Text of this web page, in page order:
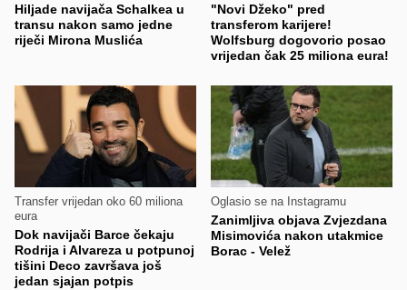
Hiljade navijača Schalkea u
transu nakon samo jedne
riječi Mirona Muslića
"Novi Džeko" pred
transferom karijere!
Wolfsburg dogovorio posao
vrijedan čak 25 miliona eura!
Transfer vrijedan oko 60 miliona
eura
Dok navijači Barce čekaju
Rodrija i Alvareza u potpunoj
tišini Deco završava još
jedan sjajan potpis
Oglasio se na Instagramu
Zanimljiva objava Zvjezdana
Misimovića nakon utakmice
Borac - Velež